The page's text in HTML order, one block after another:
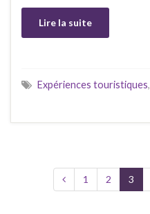
Lire la suite
Expériences touristiques,
1 2 3